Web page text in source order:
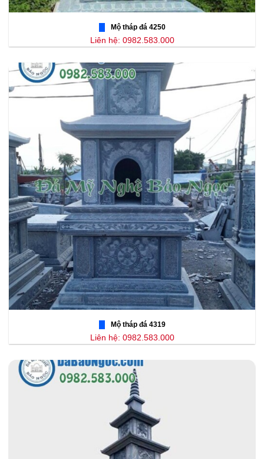
Mộ tháp đá 4250
Liên hệ: 0982.583.000
Mộ tháp đá 4319
Liên hệ: 0982.583.000